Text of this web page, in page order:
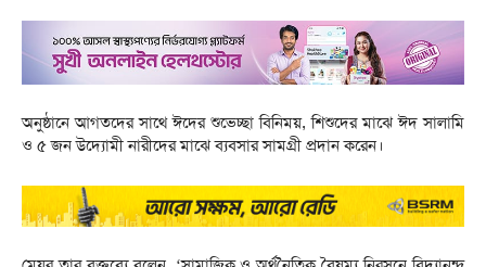
অনুষ্ঠানে আগতদের সাথে ঈদের শুভেচ্ছা বিনিময়, শিশুদের মাঝে ঈদ সালামি
ও ৫ জন উদ্যোমী নারীদের মাঝে ব্যবসার সামগ্রী প্রদান করেন।